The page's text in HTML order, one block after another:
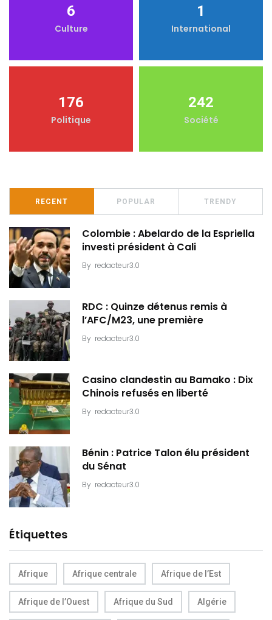
6
Culture
1
International
176
Politique
242
Société
RECENT POPULAR TRENDY
Colombie : Abelardo de la Espriella
investi président à Cali
By redacteur3.0
RDC : Quinze détenus remis à
l’AFC/M23, une première
By redacteur3.0
Casino clandestin au Bamako : Dix
Chinois refusés en liberté
By redacteur3.0
Bénin : Patrice Talon élu président
du Sénat
By redacteur3.0
Étiquettes
Afrique Afrique centrale Afrique de l’Est
Afrique de l’Ouest Afrique du Sud Algérie